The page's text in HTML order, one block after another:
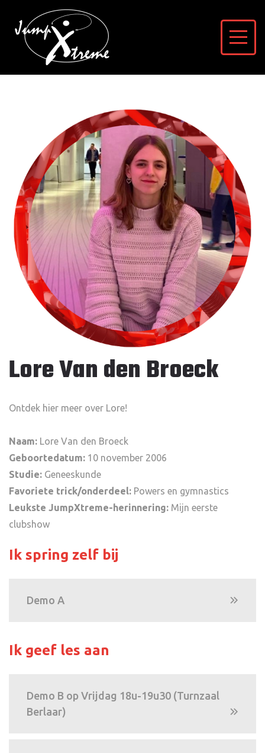
Lore Van den Broeck
Ontdek hier meer over Lore!
Naam: Lore Van den Broeck
Geboortedatum: 10 november 2006
Studie: Geneeskunde
Favoriete trick/onderdeel: Powers en gymnastics
Leukste JumpXtreme-herinnering: Mijn eerste
clubshow
Ik spring zelf bij
Demo A
Ik geef les aan
Demo B op Vrijdag 18u-19u30 (Turnzaal
Berlaar)